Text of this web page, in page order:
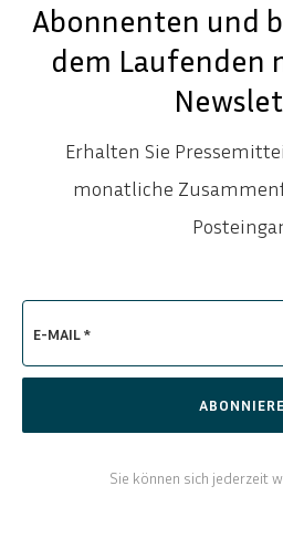
Abonnenten und
dem Laufenden
Erhalten Sie
monatliche
E-MAIL *
Sie können sich jederzeit